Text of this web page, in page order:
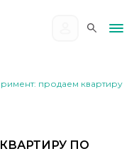
продаем квартиру
ПО